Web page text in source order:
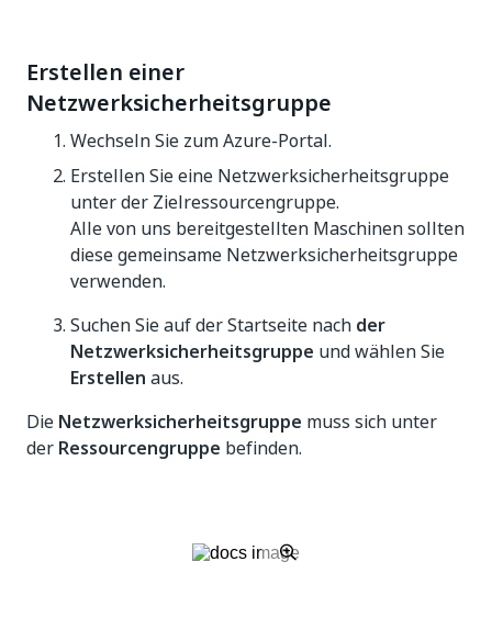
Erstellen einer
Netzwerksicherheitsgruppe
Wechseln Sie zum Azure-Portal.
Erstellen Sie eine Netzwerksicherheitsgruppe
unter der Zielressourcengruppe.
Alle von uns bereitgestellten Maschinen sollten
diese gemeinsame Netzwerksicherheitsgruppe
verwenden.
Suchen Sie auf der Startseite nach der
Netzwerksicherheitsgruppe und wählen Sie
Erstellen aus.
Die Netzwerksicherheitsgruppe muss sich unter
der Ressourcengruppe befinden.